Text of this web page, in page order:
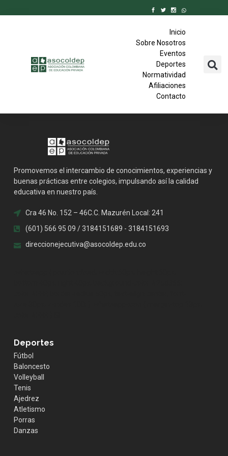
Inicio
Sobre Nosotros
Eventos
Deportes
Normatividad
Afiliaciones
Contacto
Promovemos el intercambio de conocimientos, experiencias y
buenas prácticas entre colegios, impulsando así la calidad
educativa en nuestro país.
Cra 46 No. 152 – 46C.C. Mazurén Local: 241
(601) 566 95 09 / 3184151689 - 3184151693
direccionejecutiva@asocoldep.edu.co
Deportes
Fútbol
Baloncesto
Volleyball
Tenis
Ajedrez
Atletismo
Porras
Danzas